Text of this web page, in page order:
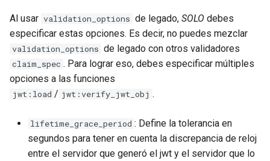
Al usar validation_options de legado, SOLO debes
especificar estas opciones. Es decir, no puedes mezclar
validation_options de legado con otros validadores
claim_spec . Para lograr eso, debes especificar múltiples
opciones a las funciones
jwt:load / jwt:verify_jwt_obj .
lifetime_grace_period : Define la tolerancia en
segundos para tener en cuenta la discrepancia de reloj
entre el servidor que generó el jwt y el servidor que lo